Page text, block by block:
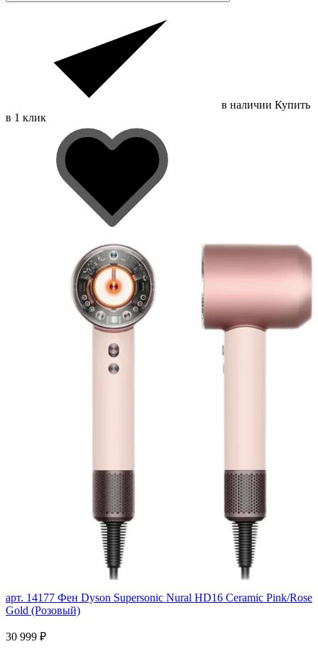
в наличии Купить
в 1 клик
арт. 14177 Фен Dyson Supersonic Nural HD16 Ceramic Pink/Rose
Gold (Розовый)
30 999 ₽